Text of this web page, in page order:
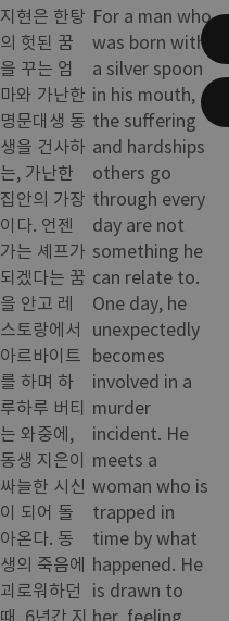
지현은 한탕
의 헛된 꿈
을 꾸는 엄
마와 가난한
명문대생 동
생을 건사하
는, 가난한
집안의 가장
이다. 언젠
가는 셰프가
되겠다는 꿈
을 안고 레
스토랑에서
아르바이트
를 하며 하
루하루 버티
는 와중에,
동생 지은이
싸늘한 시신
이 되어 돌
아온다. 동
생의 죽음에
괴로워하던
때, 6년간 지
For a man who
was born with
a silver spoon
in his mouth,
the suffering
and hardships
others go
through every
day are not
something he
can relate to.
One day, he
unexpectedly
becomes
involved in a
murder
incident. He
meets a
woman who is
trapped in
time by what
happened. He
is drawn to
her, feeling